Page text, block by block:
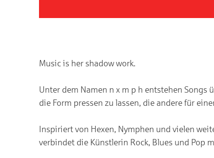
Music is her shadow work.
Unter dem Namen n x m p h entstehen
die Form pressen zu lassen, die andere für
Inspiriert von Hexen, Nymphen und vielen
verbindet die Künstlerin Rock, Blues und Pop